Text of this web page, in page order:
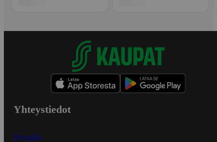
Yhteystiedot
Myymälät